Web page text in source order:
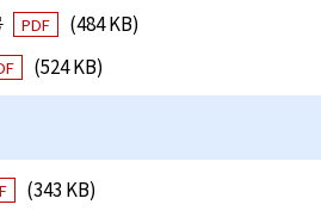
PDF
(484 KB)
(524 KB)
(343 KB)